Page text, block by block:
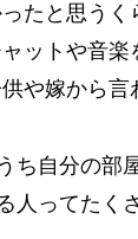
たと思うく
ットや音
や嫁から言
ち自分の部
ってたく